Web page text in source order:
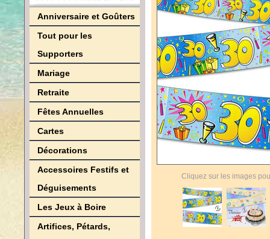
Anniversaire et Goûters
Tout pour les
Supporters
Mariage
Retraite
Fêtes Annuelles
Cartes
Décorations
Accessoires Festifs et
Déguisements
Les Jeux à Boire
Artifices, Pétards,
Cliquez sur les images